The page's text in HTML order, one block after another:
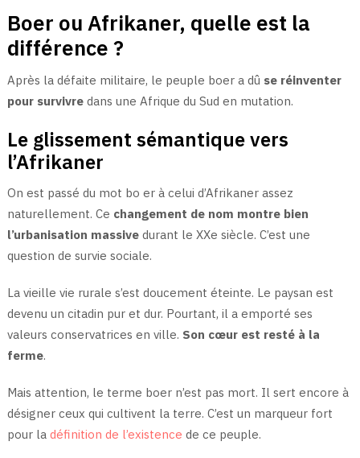
Boer ou Afrikaner, quelle est la
différence ?
Après la défaite militaire, le peuple boer a dû se réinventer
pour survivredans une Afrique du Sud en mutation.
Le glissement sémantique vers
l’Afrikaner
On est passé du mot bo er à celui d’Afrikaner assez
naturellement. Ce changement de nom montre bien
l’urbanisation massivedurant le XXe siècle. C’est une
question de survie sociale.
La vieille vie rurale s’est doucement éteinte. Le paysan est
devenu un citadin pur et dur. Pourtant, il a emporté ses
valeurs conservatrices en ville. Son cœur est resté à la
ferme.
Mais attention, le terme boer n’est pas mort. Il sert encore à
désigner ceux qui cultivent la terre. C’est un marqueur fort
pour la définition de l’existence de ce peuple.